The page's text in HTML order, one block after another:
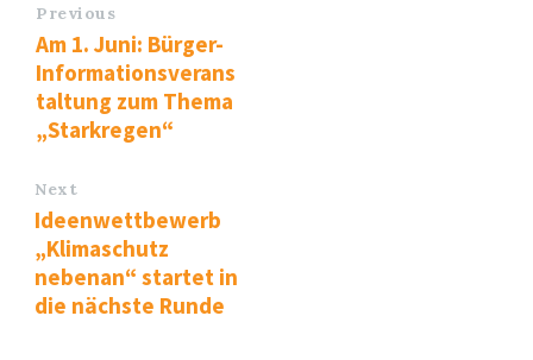
Previous
Am 1. Juni: Bürger-
Informationsverans
taltung zum Thema
„Starkregen“
Next
Ideenwettbewerb
„Klimaschutz
nebenan“ startet in
die nächste Runde